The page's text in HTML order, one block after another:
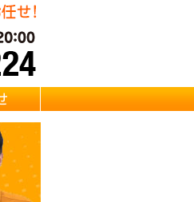
冷蔵庫・洗濯機・エアコン・